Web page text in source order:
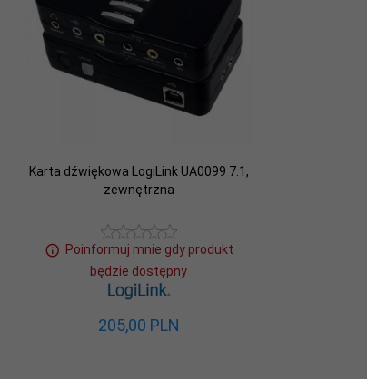
Karta dźwiękowa LogiLink UA0099 7.1,
zewnętrzna
Poinformuj mnie gdy produkt
będzie dostępny
205,00 PLN